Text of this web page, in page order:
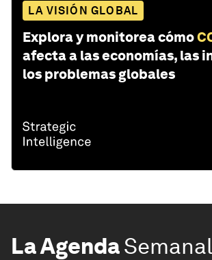
LA VISIÓN GLOBAL
Explora y monitorea cómo
afecta a las economías, las
los problemas globales
La AgendaSemanal